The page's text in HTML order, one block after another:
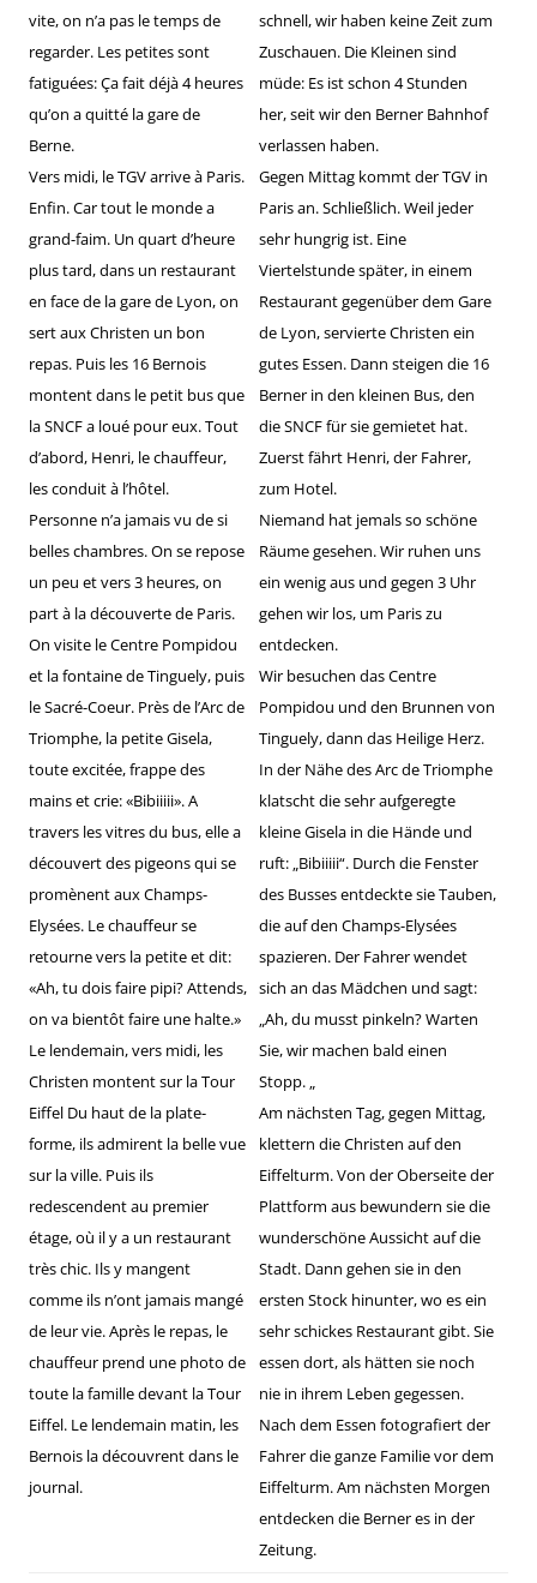
vite, on n’a pas le temps de
regarder. Les petites sont
fatiguées: Ça fait déjà 4 heures
qu’on a quitté la gare de
Berne.
Vers midi, le TGV arrive à Paris.
Enfin. Car tout le monde a
grand-faim. Un quart d’heure
plus tard, dans un restaurant
en face de la gare de Lyon, on
sert aux Christen un bon
repas. Puis les 16 Bernois
montent dans le petit bus que
la SNCF a loué pour eux. Tout
d’abord, Henri, le chauffeur,
les conduit à l’hôtel.
Personne n’a jamais vu de si
belles chambres. On se repose
un peu et vers 3 heures, on
part à la découverte de Paris.
On visite le Centre Pompidou
et la fontaine de Tinguely, puis
le Sacré-Coeur. Près de l’Arc de
Triomphe, la petite Gisela,
toute excitée, frappe des
mains et crie: «Bibiiiii». A
travers les vitres du bus, elle a
découvert des pigeons qui se
promènent aux Champs-
Elysées. Le chauffeur se
retourne vers la petite et dit:
«Ah, tu dois faire pipi? Attends,
on va bientôt faire une halte.»
Le lendemain, vers midi, les
Christen montent sur la Tour
Eiffel Du haut de la plate-
forme, ils admirent la belle vue
sur la ville. Puis ils
redescendent au premier
étage, où il y a un restaurant
très chic. Ils y mangent
comme ils n’ont jamais mangé
de leur vie. Après le repas, le
chauffeur prend une photo de
toute la famille devant la Tour
Eiffel. Le lendemain matin, les
Bernois la découvrent dans le
journal.
schnell, wir haben keine Zeit zum
Zuschauen. Die Kleinen sind
müde: Es ist schon 4 Stunden
her, seit wir den Berner Bahnhof
verlassen haben.
Gegen Mittag kommt der TGV in
Paris an. Schließlich. Weil jeder
sehr hungrig ist. Eine
Viertelstunde später, in einem
Restaurant gegenüber dem Gare
de Lyon, servierte Christen ein
gutes Essen. Dann steigen die 16
Berner in den kleinen Bus, den
die SNCF für sie gemietet hat.
Zuerst fährt Henri, der Fahrer,
zum Hotel.
Niemand hat jemals so schöne
Räume gesehen. Wir ruhen uns
ein wenig aus und gegen 3 Uhr
gehen wir los, um Paris zu
entdecken.
Wir besuchen das Centre
Pompidou und den Brunnen von
Tinguely, dann das Heilige Herz.
In der Nähe des Arc de Triomphe
klatscht die sehr aufgeregte
kleine Gisela in die Hände und
ruft: „Bibiiiii“. Durch die Fenster
des Busses entdeckte sie Tauben,
die auf den Champs-Elysées
spazieren. Der Fahrer wendet
sich an das Mädchen und sagt:
„Ah, du musst pinkeln? Warten
Sie, wir machen bald einen
Stopp. „
Am nächsten Tag, gegen Mittag,
klettern die Christen auf den
Eiffelturm. Von der Oberseite der
Plattform aus bewundern sie die
wunderschöne Aussicht auf die
Stadt. Dann gehen sie in den
ersten Stock hinunter, wo es ein
sehr schickes Restaurant gibt. Sie
essen dort, als hätten sie noch
nie in ihrem Leben gegessen.
Nach dem Essen fotografiert der
Fahrer die ganze Familie vor dem
Eiffelturm. Am nächsten Morgen
entdecken die Berner es in der
Zeitung.